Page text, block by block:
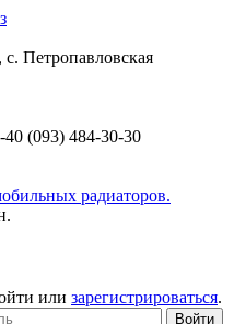
Петропавловская
40 (093) 484-30-30
или зарегистрироваться.